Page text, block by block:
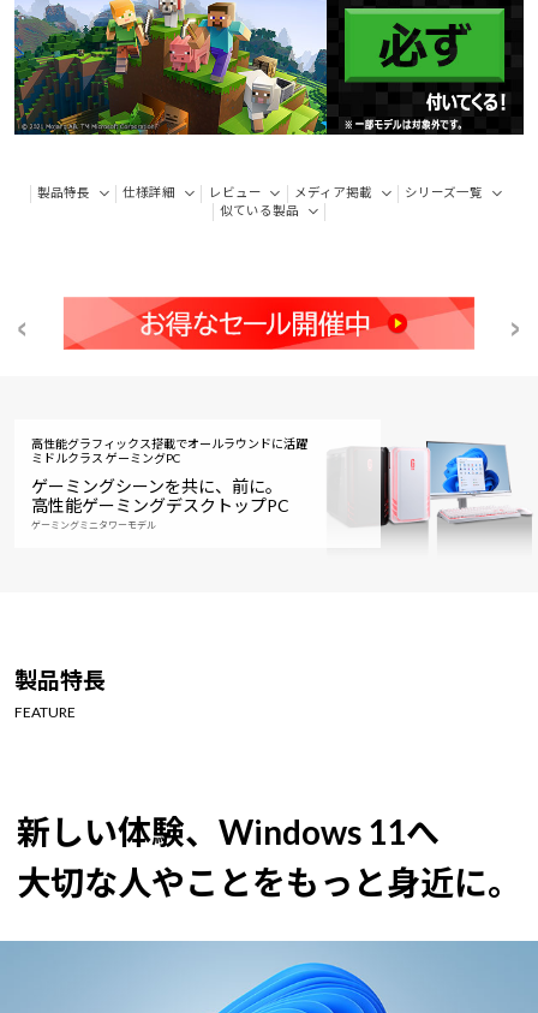
製品特長 仕様詳細 レビュー メディア掲載
シリーズ一覧
似ている製品
高性能グラフィックス搭載でオールラウンドに活躍
ミドルクラス ゲーミングPC
ゲーミングシーンを共に、前に。
高性能ゲーミングデスクトップPC
ゲーミングミニタワーモデル
製品特長
FEATURE
新しい体験、Windows 11へ
大切な人やことをもっと身近に。